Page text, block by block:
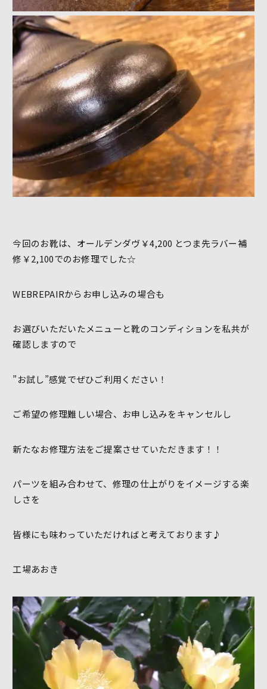
今回のお靴は、オールデンダヴ￥4,200 とつま先ラバー補
修￥2,100でのお修理でした☆
WEBREPAIRからお申し込みの場合も
お選びいただいたメニューと靴のコンディションを私共が
確認しますので
”お試し”感覚でぜひご利用ください！
ご希望の修理難しい場合、お申し込みをキャンセルし
新たなお修理方法をご提案させていただきます！！
パーツを組み合わせて、修理の仕上がりをイメージする楽
しさを
皆様にも味わっていただければと考えております♪
工場あおき